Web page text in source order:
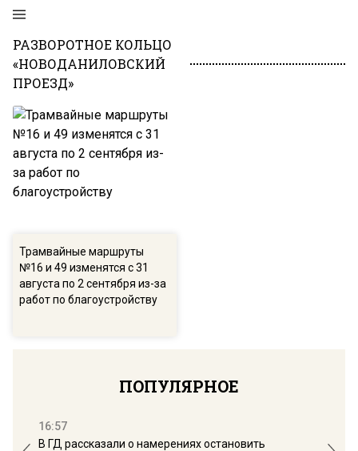
РАЗВОРОТНОЕ КОЛЬЦО
«НОВОДАНИЛОВСКИЙ
ПРОЕЗД»
Трамвайные маршруты
№16 и 49 изменятся с 31
августа по 2 сентября из-за
работ по благоустройству
ПОПУЛЯРНОЕ
16:57
В ГД рассказали о намерениях остановить